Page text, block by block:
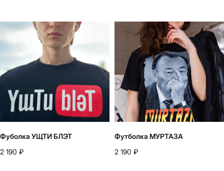
Фуболка УЩТИ БЛЭТ
2 190 ₽
Футболка МУРТАЗА
2 190 ₽